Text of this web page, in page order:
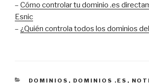
– Cómo controlar tu dominio .es
Esnic
– ¿Quién controla todos los dominios
CATEGORÍAS
DOMINIOS , DOMINIOS .ES ,